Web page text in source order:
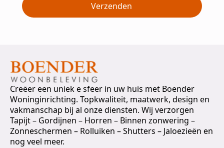
Verzenden
Creëer een uniek e sfeer in uw huis met Boender
Woninginrichting. Topkwaliteit, maatwerk, design en
vakmanschap bij al onze diensten. Wij verzorgen
Tapijt – Gordijnen – Horren – Binnen zonwering –
Zonneschermen – Rolluiken – Shutters – Jaloezieën en
nog veel meer.